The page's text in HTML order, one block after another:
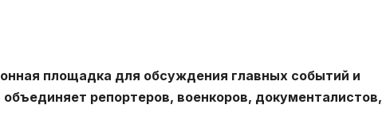
площадка для обсуждения главных событий и
репортеров, военкоров, документалистов,